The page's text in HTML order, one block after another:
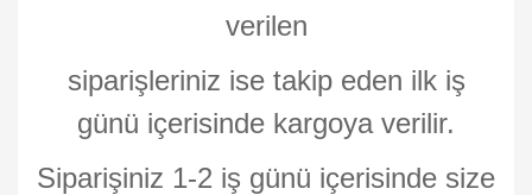
verilen
siparişleriniz ise takip eden ilk iş
günü içerisinde kargoya verilir.
Siparişiniz 1-2 iş günü içerisinde size